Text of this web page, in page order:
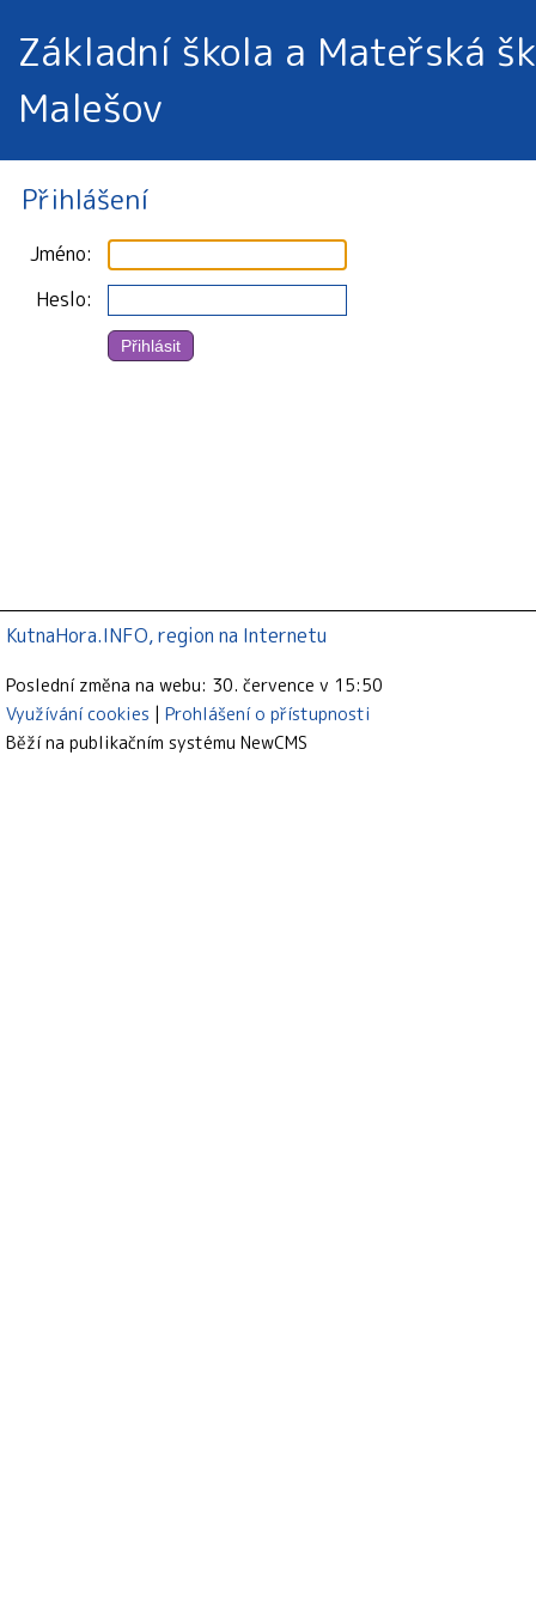
Základní škola a Mateřská
Malešov
Přihlášení
Jméno
Heslo
KutnaHora.INFO, region na Internetu
Poslední změna na webu: 30. července v 15:50
Využívání cookies
Prohlášení o přístupnosti
Běží na publikačním systému NewCMS